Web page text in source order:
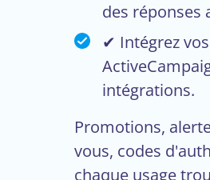
des réponses
✔ Intégrez
intégrations.
Promotions,
vous, codes
chaque usage